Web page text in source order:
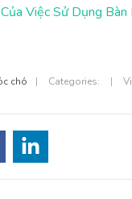
Việc Sử Dụng Bàn
chó | Categories: |